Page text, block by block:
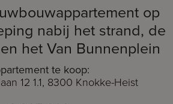
op
nabij het strand, de
het Van Bunnenplein
te koop:
12 1.1, 8300 Knokke-Heist